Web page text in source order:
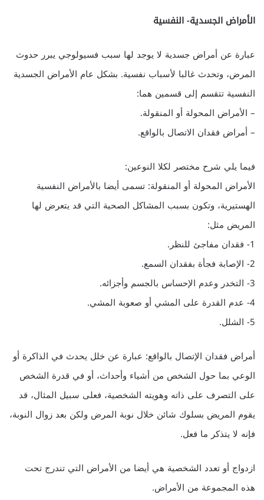
الأمراض الجسدية- النفسية
عبارة عن أمراض جسدية لا يوجد لها سبب فسيولوجي يبرر حدوث
المرض، وتحدث غالبا لأسباب نفسية. بشكل عام الأمراض الجسدية
النفسية تتقسم إلى قسمين هما:
– الأمراض المحولة أو المنقولة.
– أمراض فقدان الاتصال بالواقع.
فيما يلي شرح مختصر لكلا النوعين:
الأمراض المحولة أو المنقولة: تسمى أيضا بالأمراض النفسية
الهستيرية، وتكون بسبب المشاكل الصحية التي قد يتعرض لها
المريض مثل:
1- فقدان مفاجئ للنظر.
2- الإصابة فجأة بفقدان السمع.
3- التخدر وعدم الإحساس بالجسم وأجزائه.
4- عدم القدرة على المشي أو صعوبة المشي.
5- الشلل.
أمراض فقدان الإتصال بالواقع: عبارة عن خلل يحدث في الذاكرة أو
الوعي بما حول الشخص من أشياء وأحداث، أو في قدرة الشخص
على التصرف على ذاته وهويته الشخصية، فعلى سبيل المثال، قد
يقوم المريض بسلوك شائن خلال نوبة المرض ولكن بعد زوال النوبة،
فإنه لا يتذكر ما فعل.
ازدواج أو تعدد الشخصية هي أيضا من الأمراض التي تندرج تحت
هذه المجموعة من الأمراض.